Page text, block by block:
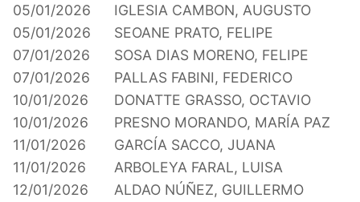
05/01/2026
IGLESIA CAMBON, AUGUSTO
05/01/2026
SEOANE PRATO, FELIPE
07/01/2026
SOSA DIAS MORENO, FELIPE
07/01/2026
PALLAS FABINI, FEDERICO
10/01/2026
DONATTE GRASSO, OCTAVIO
10/01/2026
PRESNO MORANDO, MARÍA PAZ
11/01/2026
GARCÍA SACCO, JUANA
11/01/2026
ARBOLEYA FARAL, LUISA
12/01/2026
ALDAO NÚÑEZ, GUILLERMO